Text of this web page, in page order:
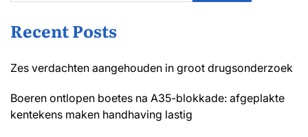
Recent Posts
Zes verdachten aangehouden in groot drugsonderzoek
Boeren ontlopen boetes na A35-blokkade: afgeplakte
kentekens maken handhaving lastig